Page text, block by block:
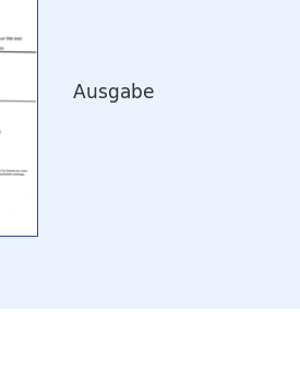
Ausgabe